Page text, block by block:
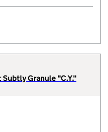
Granule "C.Y."